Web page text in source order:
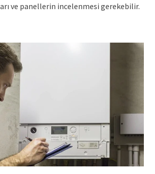
ve panellerin incelenmesi gerekebilir.